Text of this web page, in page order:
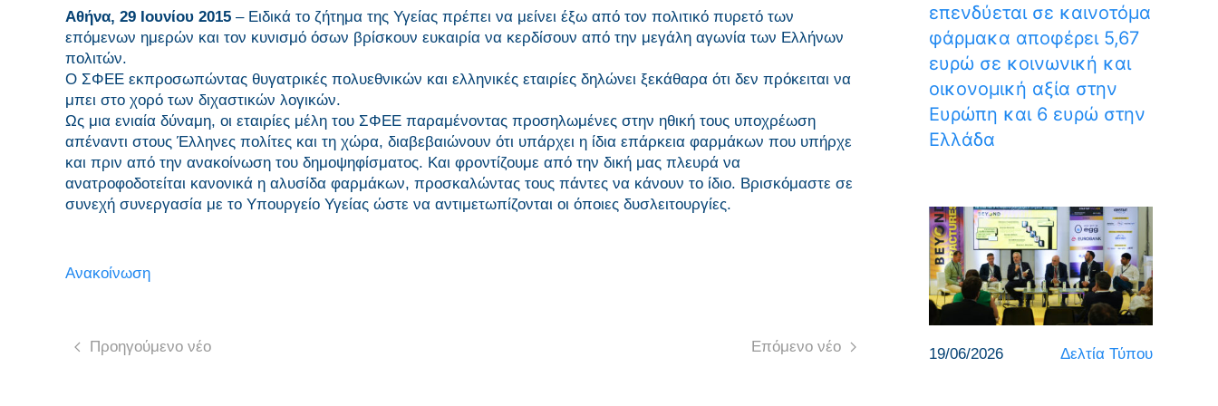
Αθήνα, 29 Ιουνίου 2015 – Ειδικά το ζήτημα της Υγείας πρέπει να μείνει έξω από τον πολιτικό πυρετό των
επόμενων ημερών και τον κυνισμό όσων βρίσκουν ευκαιρία να κερδίσουν από την μεγάλη αγωνία των Ελλήνων
πολιτών.
Ο ΣΦΕΕ εκπροσωπώντας θυγατρικές πολυεθνικών και ελληνικές εταιρίες δηλώνει ξεκάθαρα ότι δεν πρόκειται να
μπει στο χορό των διχαστικών λογικών.
Ως μια ενιαία δύναμη, οι εταιρίες μέλη του ΣΦΕΕ παραμένοντας προσηλωμένες στην ηθική τους υποχρέωση
απέναντι στους Έλληνες πολίτες και τη χώρα, διαβεβαιώνουν ότι υπάρχει η ίδια επάρκεια φαρμάκων που υπήρχε
και πριν από την ανακοίνωση του δημοψηφίσματος. Και φροντίζουμε από την δική μας πλευρά να
ανατροφοδοτείται κανονικά η αλυσίδα φαρμάκων, προσκαλώντας τους πάντες να κάνουν το ίδιο. Βρισκόμαστε σε
συνεχή συνεργασία με το Υπουργείο Υγείας ώστε να αντιμετωπίζονται οι όποιες δυσλειτουργίες.
Ανακοίνωση
Προηγούμενο νέο Επόμενο νέο
επενδύεται σε καινοτόμα
φάρμακα αποφέρει 5,67
ευρώ σε κοινωνική και
οικονομική αξία στην
Ευρώπη και 6 ευρώ στην
Ελλάδα
19/06/2026 Δελτία Τύπου